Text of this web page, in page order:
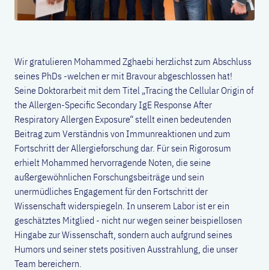
Wir gratulieren Mohammed Zghaebi herzlichst zum Abschluss
seines PhDs -welchen er mit Bravour abgeschlossen hat!
Seine Doktorarbeit mit dem Titel „Tracing the Cellular Origin of
the Allergen-Specific Secondary IgE Response After
Respiratory Allergen Exposure“ stellt einen bedeutenden
Beitrag zum Verständnis von Immunreaktionen und zum
Fortschritt der Allergieforschung dar. Für sein Rigorosum
erhielt Mohammed hervorragende Noten, die seine
außergewöhnlichen Forschungsbeiträge und sein
unermüdliches Engagement für den Fortschritt der
Wissenschaft widerspiegeln. In unserem Labor ist er ein
geschätztes Mitglied - nicht nur wegen seiner beispiellosen
Hingabe zur Wissenschaft, sondern auch aufgrund seines
Humors und seiner stets positiven Ausstrahlung, die unser
Team bereichern.